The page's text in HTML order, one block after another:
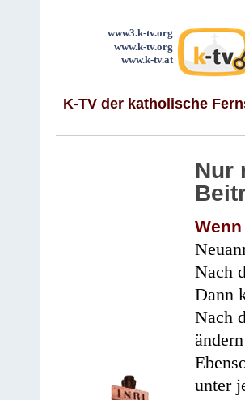
www3.k-tv.org
www.k-tv.org
www.k-tv.at
K-TV der katholische
Nur
Nach
Dann
Nach
unter